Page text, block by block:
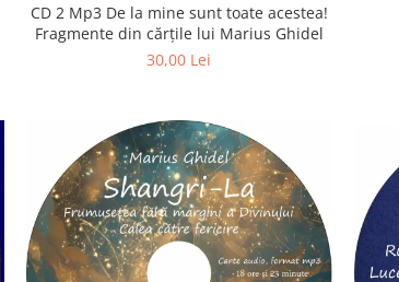
CD 2 Mp3 De la mine sunt toate acestea!
Fragmente din cărțile lui Marius Ghidel
30,00 Lei